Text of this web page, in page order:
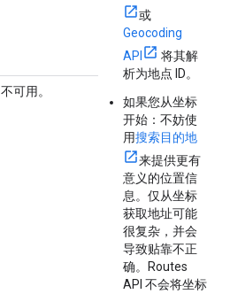
或
Geocoding
API
将其解
析为地点 ID。
如果您从坐标
开始 ：不妨使
用搜索目的地
来提供更有
意义的位置信
息。仅从坐标
获取地址可能
很复杂，并会
导致贴靠不正
确。Routes
API 不会将坐标
不可用。